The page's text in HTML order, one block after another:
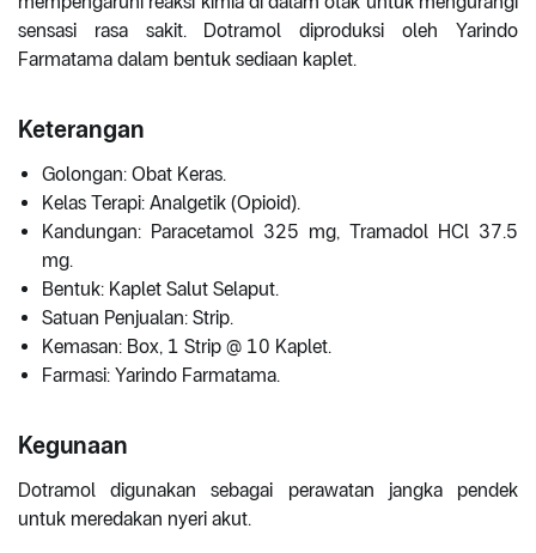
sensasi rasa sakit. Dotramol diproduksi oleh Yarindo
Farmatama dalam bentuk sediaan kaplet.
Keterangan
Golongan: Obat Keras.
Kelas Terapi: Analgetik (Opioid).
Kandungan: Paracetamol 325 mg, Tramadol HCl 37.5
mg.
Bentuk: Kaplet Salut Selaput.
Satuan Penjualan: Strip.
Kemasan: Box, 1 Strip @ 10 Kaplet.
Farmasi: Yarindo Farmatama.
Kegunaan
Dotramol digunakan sebagai perawatan jangka pendek
untuk meredakan nyeri akut.